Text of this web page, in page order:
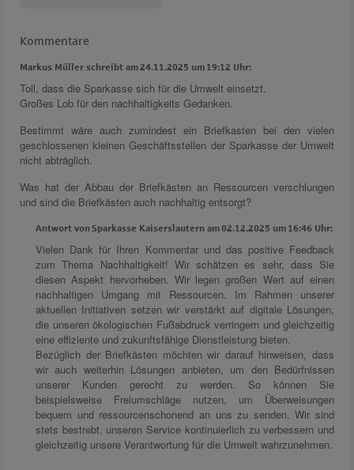
Kommentare
Markus Müller schreibt am 24.11.2025 um 19:12 Uhr:
Toll, dass die Sparkasse sich für die Umwelt einsetzt.
Großes Lob für den nachhaltigkeits Gedanken.
Bestimmt wäre auch zumindest ein Briefkasten bei den vielen
geschlossenen kleinen Geschäftsstellen der Sparkasse der Umwelt
nicht abträglich.
Was hat der Abbau der Briefkästen an Ressourcen verschlungen
und sind die Briefkästen auch nachhaltig entsorgt?
Antwort von Sparkasse Kaiserslautern am 02.12.2025 um 16:46 Uhr:
Vielen Dank für Ihren Kommentar und das positive Feedback
zum Thema Nachhaltigkeit! Wir schätzen es sehr, dass Sie
diesen Aspekt hervorheben. Wir legen großen Wert auf einen
nachhaltigen Umgang mit Ressourcen. Im Rahmen unserer
aktuellen Initiativen setzen wir verstärkt auf digitale Lösungen,
die unseren ökologischen Fußabdruck verringern und gleichzeitig
eine effiziente und zukunftsfähige Dienstleistung bieten.
Bezüglich der Briefkästen möchten wir darauf hinweisen, dass
wir auch weiterhin Lösungen anbieten, um den Bedürfnissen
unserer Kunden gerecht zu werden. So können Sie
beispielsweise Freiumschläge nutzen, um Überweisungen
bequem und ressourcenschonend an uns zu senden. Wir sind
stets bestrebt, unseren Service kontinuierlich zu verbessern und
gleichzeitig unsere Verantwortung für die Umwelt wahrzunehmen.